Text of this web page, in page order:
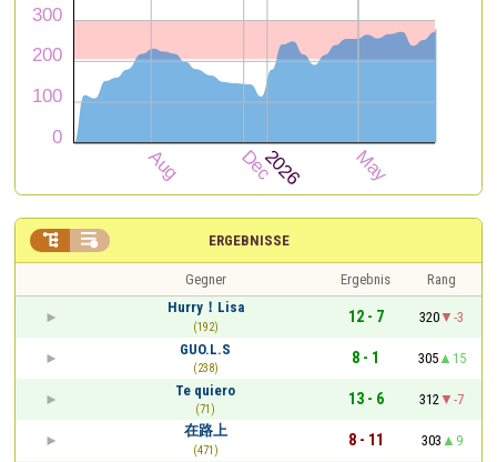
ERGEBNISSE
 
Gegner Ergebnis
Rang
Hurry！Lisa
(192)
12 - 7 320
-3
GUO.L.S
(238)
8 - 1 305
15
Te quiero
(71)
13 - 6 312
-7
在路上
(471)
8 - 11 303
9